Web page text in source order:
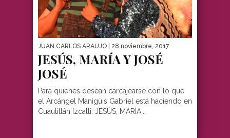
JUAN CARLOS ARAUJO | 28 noviembre, 2017
JESÚS, MARÍA Y JOSÉ
JOSÉ
Para quienes desean carcajearse con lo que
el Arcángel Manigüis Gabriel está haciendo en
Cuautitlán Izcalli. JESÚS, MARÍA...